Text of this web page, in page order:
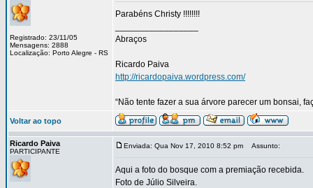
Registrado: 23/11/05
Mensagens: 2888
Localização: Porto Alegre - RS
Parabéns Christy !!!!!!!!
Abraços
Ricardo Paiva
http://ricardopaiva.wordpress.com/
“Não tente fazer a sua árvore parecer um bonsai,
Voltar ao topo
Ricardo Paiva
PARTICIPANTE
Enviada: Qua Nov 17, 2010 8:52 pm Assunto:
Aqui a foto do bosque com a premiação recebida.
Foto de Júlio Silveira.